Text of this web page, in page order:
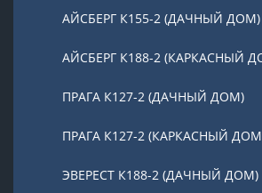
АЙСБЕРГ К155-2 (ДАЧНЫЙ ДОМ)
АЙСБЕРГ К188-2 (КАРКАСНЫЙ
ПРАГА К127-2 (ДАЧНЫЙ ДОМ)
ПРАГА К127-2 (КАРКАСНЫЙ
ЭВЕРЕСТ К188-2 (ДАЧНЫЙ ДОМ)